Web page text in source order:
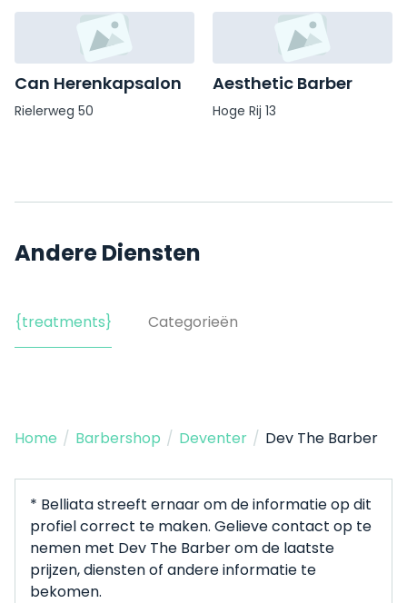
Can Herenkapsalon
Rielerweg 50
Aesthetic Barber
Hoge Rij 13
Andere Diensten
{treatments} Categorieën
Home / Barbershop / Deventer / Dev The Barber
* Belliata streeft ernaar om de informatie op dit
profiel correct te maken. Gelieve contact op te
nemen met Dev The Barber om de laatste
prijzen, diensten of andere informatie te
bekomen.